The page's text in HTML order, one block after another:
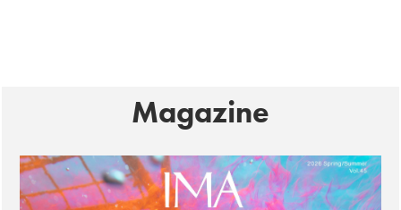
Magazine